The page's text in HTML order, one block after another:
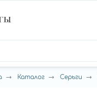
Каталог Серьги